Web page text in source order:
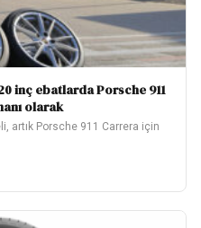
inç ebatlarda Porsche 911
olarak
artık Porsche 911 Carrera için